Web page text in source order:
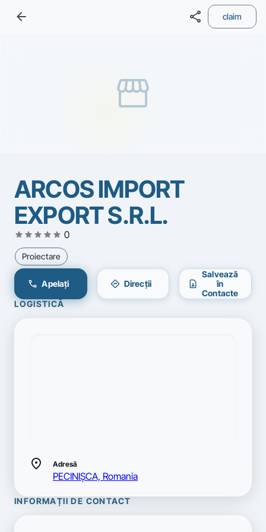
arrow_back share claim
storefront
ARCOS IMPORT
EXPORT S.R.L.
star star star star star 0
Proiectare
call Apelați directions Direcții contact_page
Salvează
în
Contacte
LOGISTICĂ
location_on Adresă
PECINIŞCA, Romania
INFORMAȚII DE CONTACT